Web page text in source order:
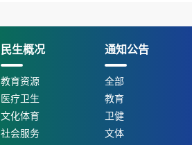
民生概况
教育资源
医疗卫生
文化体育
社会服务
通知公告
全部
教育
卫健
文体